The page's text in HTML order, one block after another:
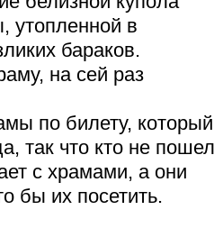
утопленной в
бараков.
на сей раз
по билету, который
так что кто не пошел
с храмами, а они
бы их посетить.